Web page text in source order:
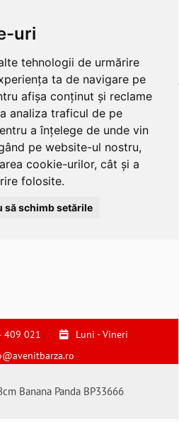
uri
tehnologii de urmărire
ta de navigare pe
afișa conținut și reclame
analiza traficul de pe
a înțelege de unde vin
pe website-ul nostru,
cookie-urilor, cât și a
folosite.
să schimb setările
409 021
Luni - Vineri
Banana Panda BP33666